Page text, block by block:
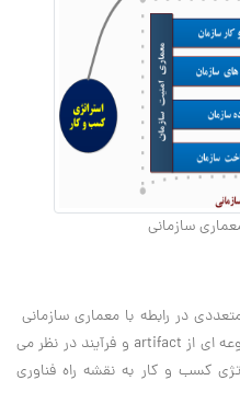
در رابطه با معماری سازمانی
ارایه شده باشد ، ما آن را به عنوان مجموعه ای از artifact و فرآیند در نظر می
کسب و کار به نقشه راه فناوری